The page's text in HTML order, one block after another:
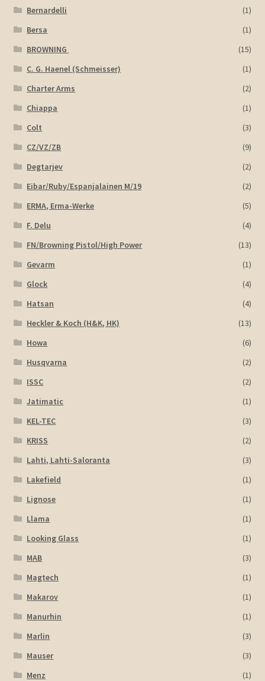
Bernardelli
(1)
Bersa
(1)
BROWNING
(15)
C. G. Haenel (Schmeisser)
(1)
Charter Arms
(2)
Chiappa
(1)
Colt
(3)
CZ/VZ/ZB
(9)
Degtarjev
(2)
Eibar/Ruby/Espanjalainen M/19
(2)
ERMA, Erma-Werke
(5)
F. Delu
(4)
FN/Browning Pistol/High Power
(13)
Gevarm
(1)
Glock
(4)
Hatsan
(4)
Heckler & Koch (H&K, HK)
(13)
Howa
(6)
Husqvarna
(2)
ISSC
(2)
Jatimatic
(1)
KEL-TEC
(3)
KRISS
(2)
Lahti, Lahti-Saloranta
(3)
Lakefield
(1)
Lignose
(1)
Llama
(1)
Looking Glass
(1)
MAB
(3)
Magtech
(1)
Makarov
(1)
Manurhin
(1)
Marlin
(3)
Mauser
(3)
Menz
(1)